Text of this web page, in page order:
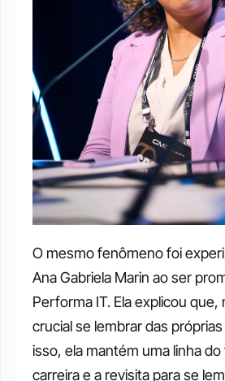
O mesmo fenômeno foi
Ana Gabriela Marin ao ser
Performa IT. Ela explicou
crucial se lembrar das
isso, ela mantém uma linha
carreira e a revisita para se